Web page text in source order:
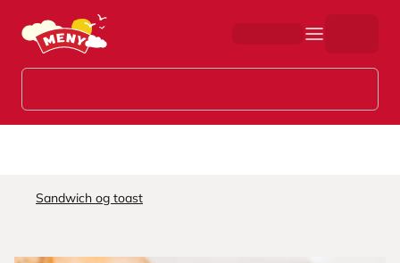
Hopp til hovedinnhold
Sandwich og toast